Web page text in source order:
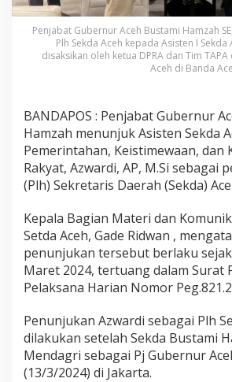
Penjabat Gubernur Aceh Bustami Hamzah
Plh Sekda Aceh kepada Asisten I Sekda
disaksikan oleh ketua DPRA dan Tim
Aceh di Banda
BANDAPOS : Penjabat Gubernur
Hamzah menunjuk Asisten Sekda
Pemerintahan, Keistimewaan, dan
Rakyat, Azwardi, AP, M.Si sebagai
(Plh) Sekretaris Daerah (Sekda)
Kepala Bagian Materi dan
Setda Aceh, Gade Ridwan ,
penunjukan tersebut berlaku
Maret 2024, tertuang dalam Surat
Pelaksana Harian Nomor
Penunjukan Azwardi sebagai Plh
dilakukan setelah Sekda Bustami
Mendagri sebagai Pj Gubernur
(13/3/2024) di Jakarta.